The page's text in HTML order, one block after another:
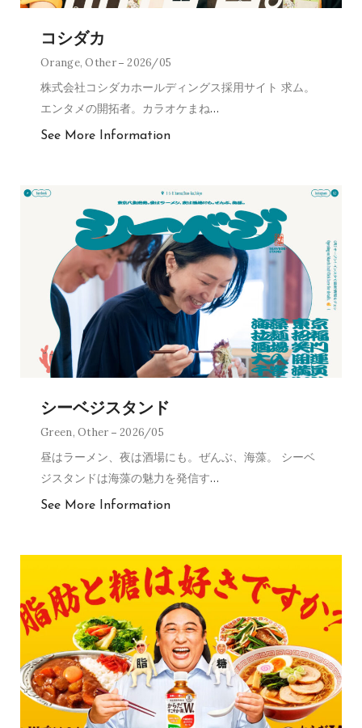
コシダカ
Orange,Other 2026/05
株式会社コシダカホールディングス採用サイト 求ム。
エンタメの開拓者。カラオケまね…
See More Information
シーベジスタンド
Green,Other 2026/05
昼はラーメン、夜は酒場にも。ぜんぶ、海藻。 シーベ
ジスタンドは海藻の魅力を発信す…
See More Information